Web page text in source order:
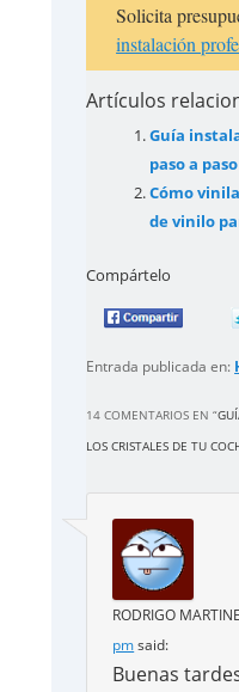
Solicita
instalación
Artículos
Guía
paso a paso
Cómo
de vinilo
Compártelo
Entrada publicada en:
14 COMENTARIOS EN “
LOS CRISTALES DE TU
RODRIGO
pmsaid:
Buenas